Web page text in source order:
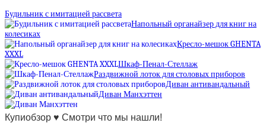
Будильник с имитацией рассвета
Напольный органайзер для книг на
колесиках
Кресло-мешок GHENTA
XXXL
Шкаф-Пенал-Стеллаж
Раздвижной лоток для столовых приборов
Диван антивандальный
Диван Манхэттен
Купиобзор ♥ Смотри что мы нашли!